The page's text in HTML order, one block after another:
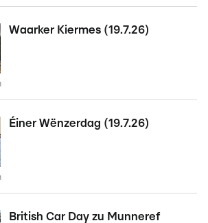
Waarker Kiermes (19.7.26)
Éiner Wënzerdag (19.7.26)
British Car Day zu Munneref